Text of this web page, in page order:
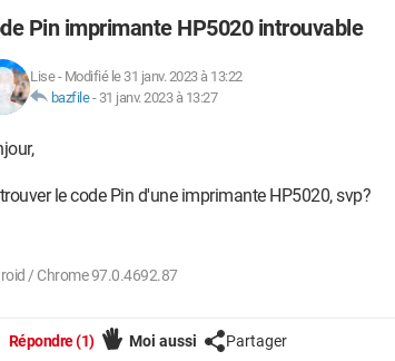
Pin imprimante HP5020 introuvable
Lise- Modifié le 31 janv. 2023 à 13:22
bazfile- 31 janv. 2023 à 13:27
le code Pin d'une imprimante HP5020, svp?
/ Chrome 97.0.4692.87
Répondre (1) Moi aussi Partager